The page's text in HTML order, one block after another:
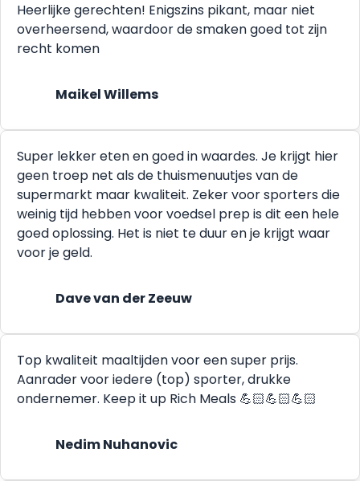
Heerlijke gerechten! Enigszins pikant, maar niet
overheersend, waardoor de smaken goed tot zijn
recht komen
Maikel Willems
Super lekker eten en goed in waardes. Je krijgt hier
geen troep net als de thuismenuutjes van de
supermarkt maar kwaliteit. Zeker voor sporters die
weinig tijd hebben voor voedsel prep is dit een hele
goed oplossing. Het is niet te duur en je krijgt waar
voor je geld.
Dave van der Zeeuw
Top kwaliteit maaltijden voor een super prijs.
Aanrader voor iedere (top) sporter, drukke
ondernemer. Keep it up Rich Meals 💪🏻💪🏻💪🏻
Nedim Nuhanovic